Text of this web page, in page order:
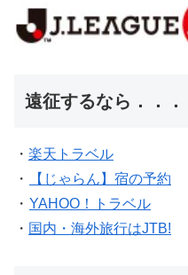
遠征するなら．．．
・ 楽天トラベル
・
【じゃらん】宿の予約
・ YAHOO！トラベル
・ 国内・海外旅行はJTB!